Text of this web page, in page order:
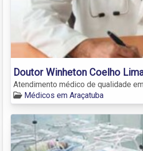
Doutor Winheton Coelho
Atendimento médico de qualidade
Médicos em Araçatuba